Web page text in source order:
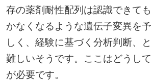
存の薬剤耐性配列は認識できて
かなくなるような遺伝子変異を
しく、経験に基づく分析判断、
難しいそうです。ここはどうし
が必要です。